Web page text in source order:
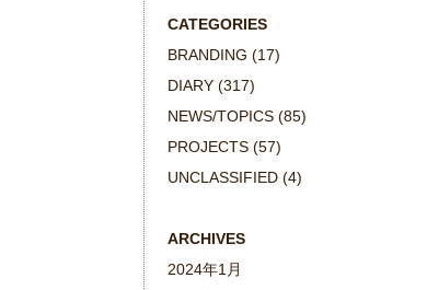
CATEGORIES
BRANDING (17)
DIARY (317)
NEWS/TOPICS (85)
PROJECTS (57)
UNCLASSIFIED (4)
ARCHIVES
2024年1月